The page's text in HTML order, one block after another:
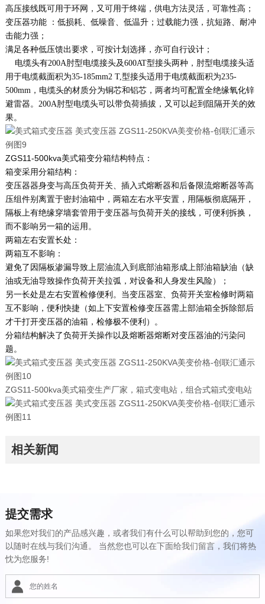
高压接线既可用于环网，又可用于终端，供电方法灵活，可靠性高；
变压器功能 ：低损耗、低噪音、低温升；过载能力强，抗短路、耐冲
击能力强；
满足各种低压馈出要求，可按计划选择，亦可自行设计；
电缆头有200A肘型电缆接头及600AT型接头两种，肘型电缆接头适
用于电缆截面积为35-185mm2 T,型接头适用于电缆截面积为235-
500mm，电缆头的材质分为铜芯和铝芯，两者均可配置全绝缘氧化锌
避雷器。200A肘型电缆头可以带负荷插拔，又可以起到阻隔开关的效
果。
ZGS11-500kva美式箱变分箱结构特点：
箱变采用分箱结构：
变压器器身变与高压负荷开关、插入式熔断器和后备限流熔断器等高
压组件别离置于密封油箱中，两箱左右水平安置，用隔板彻底隔开，
隔板上有绝缘穿墙套管用于变压器与负荷开关的接线，可便利拆换，
而不影响另一箱的运用。
两箱左右安置长处：
两箱互不影响：
避免了因隔板渗漏导致上层油流入到底部油箱形成上部油箱缺油（缺
油或无油导致操作负荷开关拉弧，对设备和人身发生风险）；
另一长处是左右安置检修便利。当变压器室、负荷开关室检修时两箱
互不影响，便利快捷（如上下安置检修变压器需上部油箱全拆除部后
才干打开变压器的油箱，检修极不便利）。
分箱结构解决了负荷开关操作以及熔断器熔断对变压器油的污染问
题。
ZGS11-500kva美式箱变生产厂家，箱式变电站，组合式箱式变电站
相关新闻
提交需求
如果您对我们的产品感兴趣，或者我们有什么可以帮助到您的，您可
以随时在线与我们沟通。 当然您也可以在下面给我们留言，我们将热
忱为您服务!